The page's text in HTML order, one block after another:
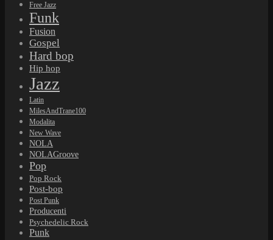
Free Jazz
Funk
Fusion
Gospel
Hard bop
Hip hop
Jazz
Latin
MilesAndTrane100
Modalita
New Wave
NOLA
NOLAGroove
Pop
Pop Rock
Post-bop
Post Punk
Producenti
Psychedelic Rock
Punk